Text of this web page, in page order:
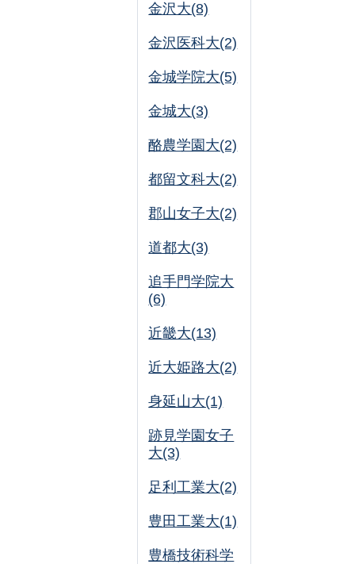
金沢大(8)
金沢医科大(2)
金城学院大(5)
金城大(3)
酪農学園大(2)
都留文科大(2)
郡山女子大(2)
道都大(3)
追手門学院大
(6)
近畿大(13)
近大姫路大(2)
身延山大(1)
跡見学園女子
大(3)
足利工業大(2)
豊田工業大(1)
豊橋技術科学